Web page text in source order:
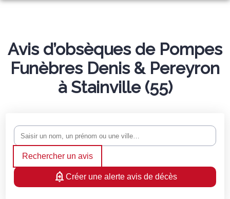
ORGANISER DES OBSÈQUES
PRÉVOIR SES OBSÈQUES
MONUMENTS FUNÉRAIRES
NOS AGENCES
SAINT-AMBROIX
NOS CHAMBRES FUNERAIRES
SAINT-AMBROIX
ESPACES HOMMAGES
Avis d’obsèques de Pompes
Funèbres Denis & Pereyron
à Stainville (55)
Rechercher un avis
Créer une alerte avis de décès